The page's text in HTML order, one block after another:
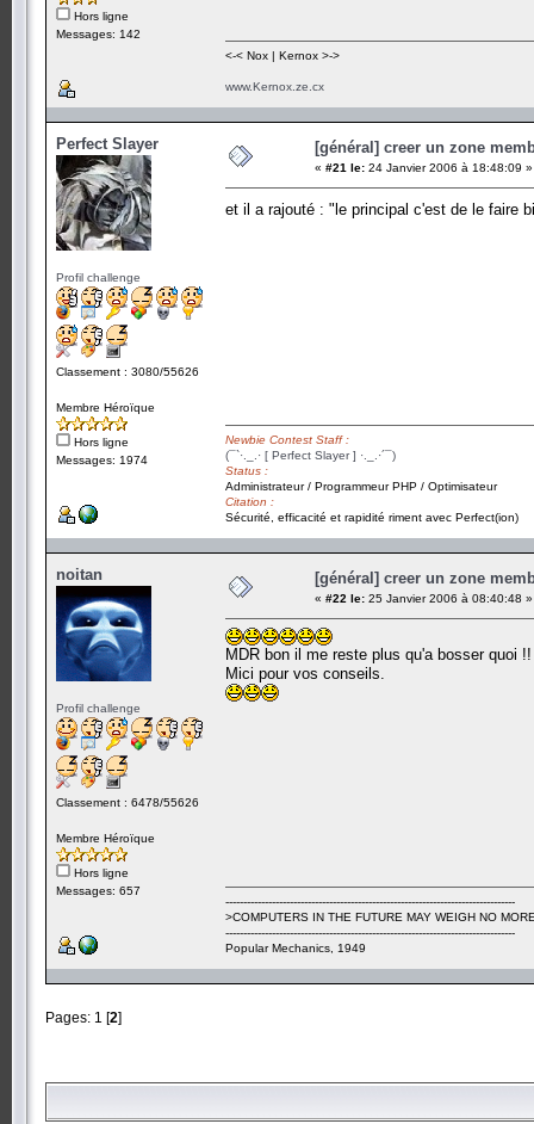
Hors ligne
Messages: 142
<-< Nox | Kernox >->
www.Kernox.ze.cx
Perfect Slayer
Profil challenge
Classement : 3080/55626
Membre Héroïque
Hors ligne
Messages: 1974
[général] creer un zone
« #21 le: 24 Janvier 2006 à 18:48:09 »
et il a rajouté : "le principal c'est de le faire
Newbie Contest Staff :
(¯`·._.· [ Perfect Slayer ] ·._.·´¯)
Status :
Administrateur / Programmeur PHP / Optimisateur
Citation :
Sécurité, efficacité et rapidité riment avec Perfect(ion)
noitan
Profil challenge
Classement : 6478/55626
Membre Héroïque
Hors ligne
Messages: 657
[général] creer un zone
« #22 le: 25 Janvier 2006 à 08:40:48 »
MDR bon il me reste plus qu'a bosser quoi !!
Mici pour vos conseils.
---------------------------------------------------------------------------------
>COMPUTERS IN THE FUTURE MAY WEIGH NO
---------------------------------------------------------------------------------
Popular Mechanics, 1949
Pages: 1 [2]